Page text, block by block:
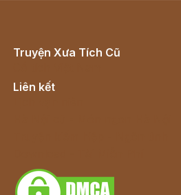
Truyện Xưa Tích Cũ
Liên kết